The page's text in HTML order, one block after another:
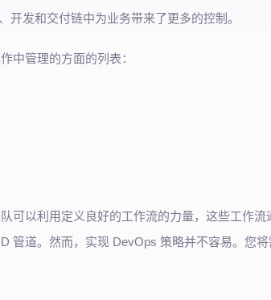
开发和交付链中为业务带来了更多的控制。
中管理的方面的列表：
可以利用定义良好的工作流的力量，这些工作
管道。然而，实现 DevOps 策略并不容易。您